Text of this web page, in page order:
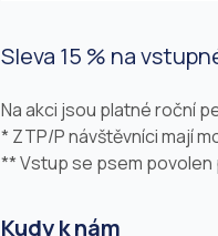
Sleva 15 % na
Na akci jsou platné roční
* ZTP/P návštěvníci mají
** Vstup se psem
Kudy k nám